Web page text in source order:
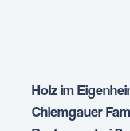
Holz im
Chiemgauer